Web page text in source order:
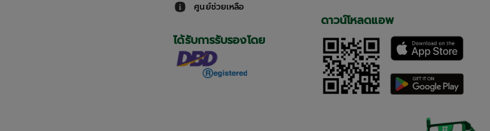
ศูนย์ช่วยเหลือ
ได้รับการรับรองโดย
ดาวน์โหลดแอพ